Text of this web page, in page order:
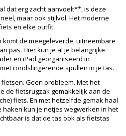
dat erg zacht aanvoelt**, is deze
maar ook stijlvol. Het moderne
en elke outfit.
komt de meegeleverde, uitneembare
pas. Hier kun je al je belangrijke
en iPad georganiseerd in
rondslingerende spullen in je tas.
Geen probleem. Met het
de fietsrugzak gemakkelijk aan de
fiets. En met hetzelfde gemak haal
kun je netjes wegwerken in het
is dat de tas ook als fietstas